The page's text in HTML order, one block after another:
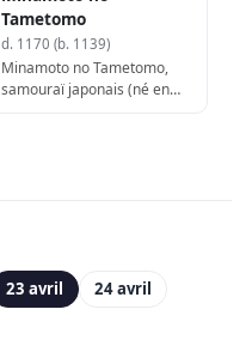
Tametomo
d. 1170 (b. 1139)
Minamoto no Tametomo,
samouraï japonais (né en
23 avril
24 avril